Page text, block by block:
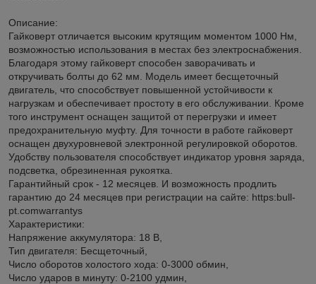
Описание:
Гайковерт отличается высоким крутящим моментом 1000 Нм,
возможностью использования в местах без электроснабжения.
Благодаря этому гайковерт способен заворачивать и
откручивать болты до 62 мм. Модель имеет бесщеточный
двигатель, что способствует повышенной устойчивости к
нагрузкам и обеспечивает простоту в его обслуживании. Кроме
того инструмент оснащен защитой от перегрузки и имеет
предохранительную муфту. Для точности в работе гайковерт
оснащен двухуровневой электронной регулировкой оборотов.
Удобству пользователя способствует индикатор уровня заряда,
подсветка, обрезиненная рукоятка.
Гарантийный срок - 12 месяцев. И возможность продлить
гарантию до 24 месяцев при регистрации на сайте: https:bull-
pt.comwarrantys
Характеристики:
Напряжение аккумулятора: 18 В,
Тип двигателя: Бесщеточный,
Число оборотов холостого хода: 0-3000 обмин,
Число ударов в минуту: 0-2100 удмин,